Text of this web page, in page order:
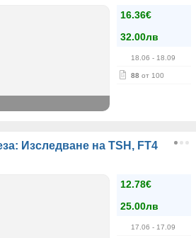
16.36€
32.00лв
18.06 - 18.09
88 от 100
Изследване на TSH, FT4
12.78€
25.00лв
17.06 - 17.09